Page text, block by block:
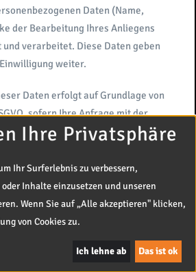
Daten (Name,
der Bearbeitung Ihres Anliegens
und verarbeitet. Diese Daten geben
weiter.
Daten erfolgt auf Grundlage von
sofern Ihre Anfrage mit der
zusammenhängt oder zur
Maßnahmen erforderlich
beruht die Verarbeitung auf
Interesse an der effektiven
gerichteten Anfragen (Art. 6 Abs.
Ihrer Einwilligung (Art. 6 Abs. 1 lit.
abgefragt wurde; die Einwilligung
Ihre Privatsphäre
Ihr Surferlebnis zu verbessern,
Inhalte einzusetzen und unseren
Wenn Sie auf „Alle akzeptieren" klicken,
von Cookies zu.
Ich lehne ab Das ist ok